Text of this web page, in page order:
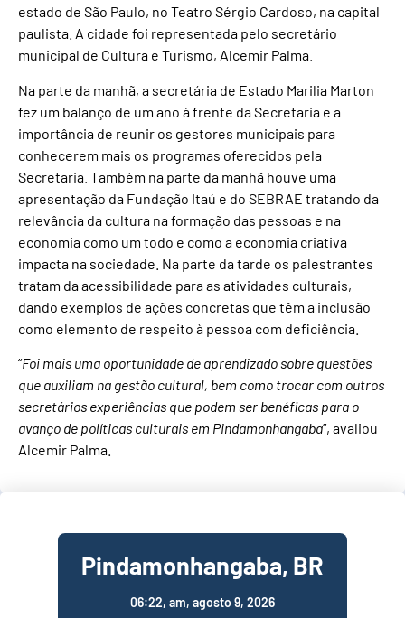
estado de São Paulo, no Teatro Sérgio Cardoso, na capital
paulista. A cidade foi representada pelo secretário
municipal de Cultura e Turismo, Alcemir Palma.
Na parte da manhã, a secretária de Estado Marilia Marton
fez um balanço de um ano à frente da Secretaria e a
importância de reunir os gestores municipais para
conhecerem mais os programas oferecidos pela
Secretaria. Também na parte da manhã houve uma
apresentação da Fundação Itaú e do SEBRAE tratando da
relevância da cultura na formação das pessoas e na
economia como um todo e como a economia criativa
impacta na sociedade. Na parte da tarde os palestrantes
tratam da acessibilidade para as atividades culturais,
dando exemplos de ações concretas que têm a inclusão
como elemento de respeito à pessoa com deficiência.
“Foi mais uma oportunidade de aprendizado sobre questões
que auxiliam na gestão cultural, bem como trocar com outros
secretários experiências que podem ser benéficas para o
avanço de políticas culturais em Pindamonhangaba”, avaliou
Alcemir Palma.
Pindamonhangaba, BR
06:22, am, agosto 9, 2026